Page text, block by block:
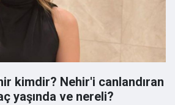
kimdir? Nehir'i canlandıran
yaşında ve nereli?